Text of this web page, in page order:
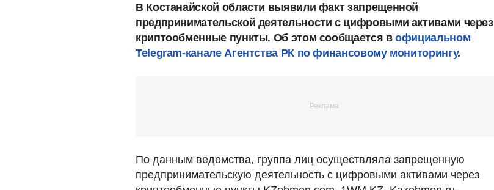
В Костанайской области выявили факт запрещенной
предпринимательской деятельности с цифровыми активами через
криптообменные пункты. Об этом сообщается вофициальном
Telegram-канале Агентства РК по финансовому мониторингу.
По данным ведомства, группа лиц осуществляла запрещенную
предпринимательскую деятельность с цифровыми активами через